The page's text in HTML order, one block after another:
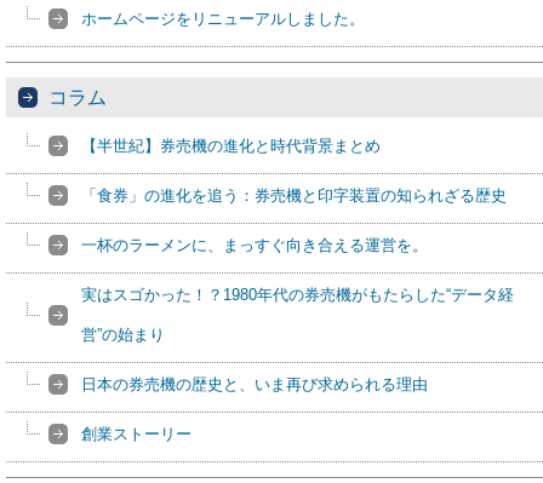
ホームページをリニューアルしました。
コラム
【半世紀】券売機の進化と時代背景まとめ
「食券」の進化を追う：券売機と印字装置の知られざる歴史
一杯のラーメンに、まっすぐ向き合える運営を。
実はスゴかった！？1980年代の券売機がもたらした“データ経
営”の始まり
日本の券売機の歴史と、いま再び求められる理由
創業ストーリー